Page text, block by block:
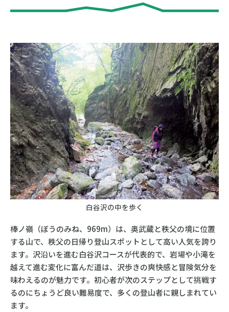
白谷沢の中を歩く
棒ノ嶺（ぼうのみね、969m）は、奥武蔵と秩父の境に位置
する山で、秩父の日帰り登山スポットとして高い人気を誇り
ます。沢沿いを進む白谷沢コースが代表的で、岩場や小滝を
越えて進む変化に富んだ道は、沢歩きの爽快感と冒険気分を
味わえるのが魅力です。初心者が次のステップとして挑戦す
るのにちょうど良い難易度で、多くの登山者に親しまれてい
ます。